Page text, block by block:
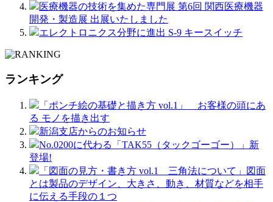
医療機器の技術を集めた専門展 第6回 関西医療機器
開発・製造展 出展いたしました
エレクトロニクス分野に進出 S-9 キースイッチ
ランキング
「ポンチ絵の基礎と描き方 vol.1」 お客様の頭にあ
る モノを描き出す
新潟支店からのお知らせ
No.0200に代わる「TAK55（タックゴーゴー）」新
登場!
「図面の見方・書き方 vol.1 三角法について」図面
とは製品のデザイン、大きさ、動き、材質などを相手
に伝える手段の１つ